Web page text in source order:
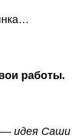
работы.
— идея Саши